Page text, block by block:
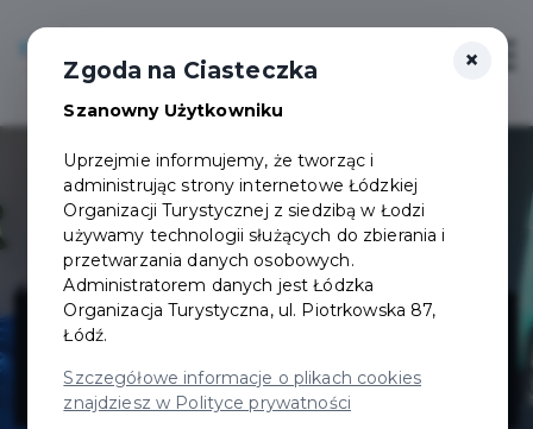
Login/Rejestracja
O2 Tlenoterapia
RUDA
×
Zgoda na Ciasteczka
Szanowny Użytkowniku
Uprzejmie informujemy, że tworząc i
administrując strony internetowe Łódzkiej
Organizacji Turystycznej z siedzibą w Łodzi
używamy technologii służących do zbierania i
przetwarzania danych osobowych.
Administratorem danych jest Łódzka
Organizacja Turystyczna, ul. Piotrkowska 87,
Łódź.
Szczegółowe informacje o plikach cookies
znajdziesz w Polityce prywatności